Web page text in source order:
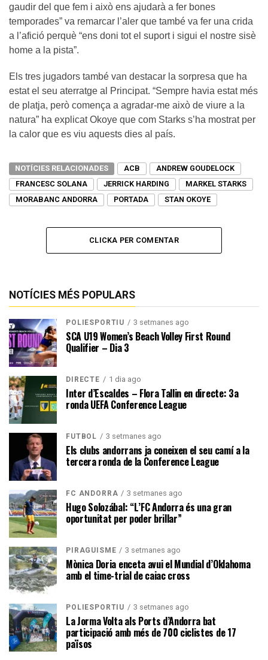
gaudir del que fem i això ens ajudarà a fer bones
temporades” va remarcar l’aler que també va fer una crida
a l’afició perquè “ens doni tot el suport i sigui el nostre sisè
home a la pista”.
Els tres jugadors també van destacar la sorpresa que ha
estat el seu aterratge al Principat. “Sempre havia estat més
de platja, però comença a agradar-me això de viure a la
natura” ha explicat Okoye que com Starks s’ha mostrat per
la calor que es viu aquests dies al país.
NOTÍCIES RELACIONADES ACB
ANDREW GOUDELOCK
FRANCESC SOLANA
JERRICK HARDING
MARKEL STARKS
MORABANC ANDORRA
PORTADA STAN OKOYE
CLICKA PER COMENTAR
NOTÍCIES MÉS POPULARS
POLIESPORTIU 3 setmanes ago
SCA U19 Women’s Beach Volley First Round
Qualifier – Dia 3
DIRECTE 1 dia ago
Inter d’Escaldes – Flora Tallin en directe: 3a
ronda UEFA Conference League
FUTBOL 3 setmanes ago
Els clubs andorrans ja coneixen el seu camí a la
tercera ronda de la Conference League
FC ANDORRA 3 setmanes ago
Hugo Solozábal: “L’FC Andorra és una gran
oportunitat per poder brillar”
PIRAGÜISME 3 setmanes ago
Mònica Doria enceta avui el Mundial d’Oklahoma
amb el time-trial de caiac cross
POLIESPORTIU 3 setmanes ago
La Jorma Volta als Ports d’Andorra bat
participació amb més de 700 ciclistes de 17
països